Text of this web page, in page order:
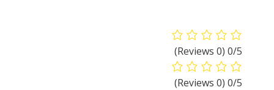
0/5
(0 Reviews)
0/5
(0 Reviews)